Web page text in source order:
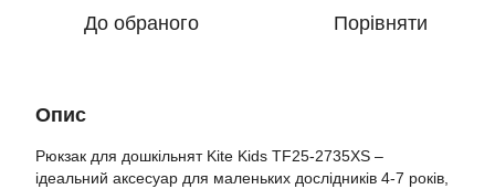
До обраного Порівняти
Опис
Рюкзак для дошкільнят Kite Kids TF25-2735XS –
ідеальний аксесуар для маленьких дослідників 4-7 років,